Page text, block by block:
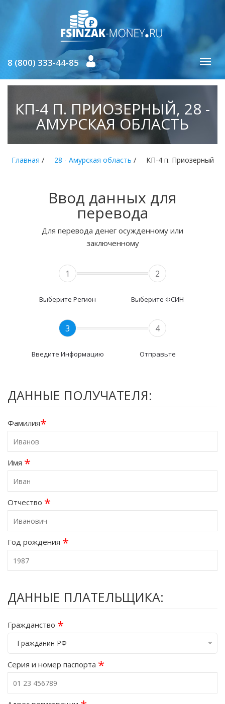
8 (800) 333-44-85
КП-4 П. ПРИОЗЕРНЫЙ, 28 -
АМУРСКАЯ ОБЛАСТЬ
Главная / 28 - Амурская область / КП-4 п. Приозерный
Ввод данных для
перевода
Для перевода денег осужденному или
заключенному
1
Выберите Регион
2
Выберите ФСИН
3
Введите Информацию
4
Отправьте
ДАННЫЕ ПОЛУЧАТЕЛЯ:
Фамилия*
Имя *
Отчество *
Год рождения *
ДАННЫЕ ПЛАТЕЛЬЩИКА:
Гражданство *
Гражданин РФ
Серия и номер паспорта *